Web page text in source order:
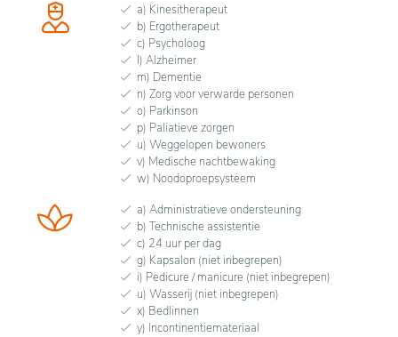
a) Kinesitherapeut
b) Ergotherapeut
c) Psycholoog
l) Alzheimer
m) Dementie
n) Zorg voor verwarde personen
o) Parkinson
p) Paliatieve zorgen
u) Weggelopen bewoners
v) Medische nachtbewaking
w) Noodoproepsysteem
a) Administratieve ondersteuning
b) Technische assistentie
c) 24 uur per dag
g) Kapsalon (niet inbegrepen)
i) Pedicure / manicure (niet inbegrepen)
u) Wasserij (niet inbegrepen)
x) Bedlinnen
y) Incontinentiemateriaal